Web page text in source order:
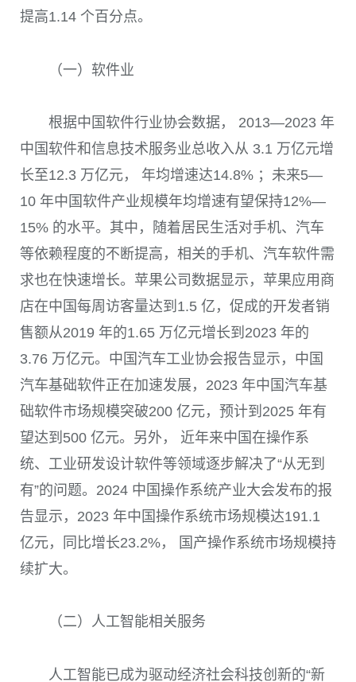
提高1.14 个百分点。
（一）软件业
根据中国软件行业协会数据， 2013—2023 年
中国软件和信息技术服务业总收入从 3.1 万亿元增
长至12.3 万亿元， 年均增速达14.8% ；未来5—
10 年中国软件产业规模年均增速有望保持12%—
15% 的水平。其中，随着居民生活对手机、汽车
等依赖程度的不断提高，相关的手机、汽车软件需
求也在快速增长。苹果公司数据显示，苹果应用商
店在中国每周访客量达到1.5 亿，促成的开发者销
售额从2019 年的1.65 万亿元增长到2023 年的
3.76 万亿元。中国汽车工业协会报告显示，中国
汽车基础软件正在加速发展，2023 年中国汽车基
础软件市场规模突破200 亿元，预计到2025 年有
望达到500 亿元。另外， 近年来中国在操作系
统、工业研发设计软件等领域逐步解决了“从无到
有”的问题。2024 中国操作系统产业大会发布的报
告显示，2023 年中国操作系统市场规模达191.1
亿元，同比增长23.2%， 国产操作系统市场规模持
续扩大。
（二）人工智能相关服务
人工智能已成为驱动经济社会科技创新的“新